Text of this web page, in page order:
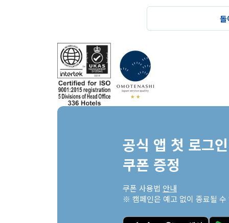
돌
공식 앱 첫 로그
쿠폰 증정
쿠폰 사용법 안내
※ 캠페인은 예고 없이 종료될 수